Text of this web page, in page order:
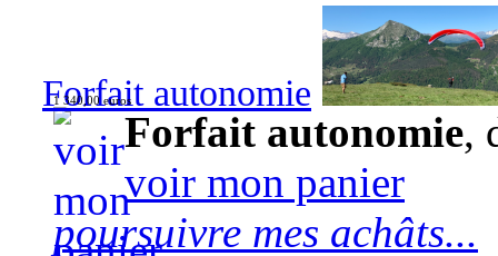
Forfait autonomie
1 340,00 euros
Forfait autonomie,
voir mon panier
poursuivre mes achâts...